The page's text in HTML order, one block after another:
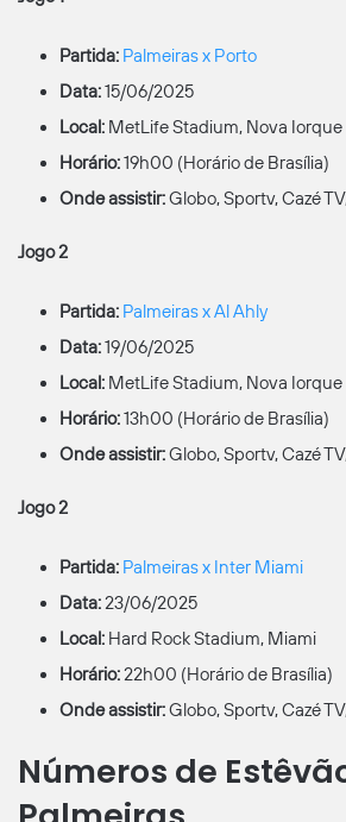
Partida: Palmeiras x Porto
Data:15/06/2025
Local: MetLife Stadium, Nova Iorque
Horário:19h00 (Horário de Brasília)
Onde assistir:Globo, Sportv, Cazé
Jogo 2
Partida: Palmeiras x Al Ahly
Data:19/06/2025
Local: MetLife Stadium, Nova Iorque
Horário:13h00 (Horário de Brasília)
Onde assistir:Globo, Sportv, Cazé
Jogo 2
Partida: Palmeiras x Inter Miami
Data:23/06/2025
Local: Hard Rock Stadium, Miami
Horário:22h00 (Horário de Brasília)
Onde assistir:Globo, Sportv, Cazé
Números de